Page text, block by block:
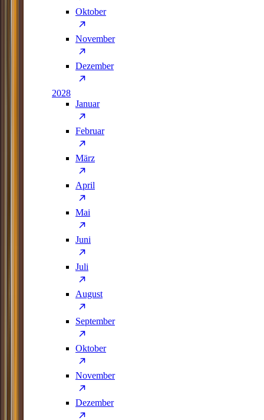
Oktober
November
Dezember
2028
Januar
Februar
März
April
Mai
Juni
Juli
August
September
Oktober
November
Dezember